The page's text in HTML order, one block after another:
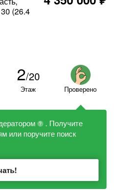
(26.4
2/20
Этаж Проверено
?
. Получите
или поручите поиск